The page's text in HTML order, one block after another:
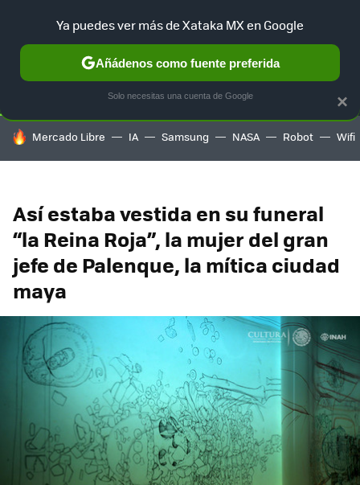
SELECCIÓN GAMING HOME AUTO TERRITORIO
HOY SE HABLA DE
Mercado Libre IA Samsung NASA Robot Wifi
Así estaba vestida en su funeral
“la Reina Roja”, la mujer del gran
jefe de Palenque, la mítica ciudad
maya
×
Ya puedes ver más de Xataka MX en Google
Añádenos como fuente preferida
Solo necesitas una cuenta de Google